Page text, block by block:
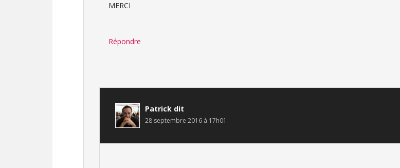
MERCI
Répondre
Patrick dit
28 septembre 2016 à 17h01